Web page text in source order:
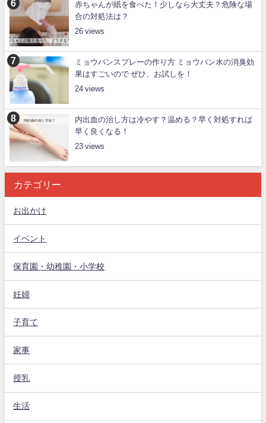
赤ちゃんが紙を食べた！少しなら大丈夫？危険な場
合の対処法は？
26
ミョウバンスプレーの作り方 ミョウバン水の消臭効
果はすごいので ぜひ、お試しを！
24
内出血の治し方は冷やす？温める？早く対処すれば
早く良くなる！
23
カテゴリー
お出かけ
イベント
保育園・幼稚園・小学校
妊婦
子育て
家事
授乳
生活